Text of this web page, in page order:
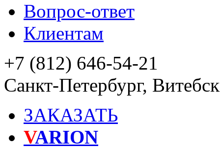
Вопрос-ответ
Клиентам
+7 (812) 646-54-21
Санкт-Петербург,
ЗАКАЗАТЬ
VARION